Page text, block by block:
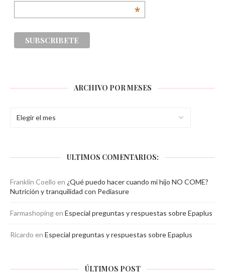
*
ARCHIVO POR MESES
ULTIMOS COMENTARIOS:
Franklin Coello en ¿Qué puedo hacer cuando mi hijo NO COME?
Nutrición y tranquilidad con Pediasure
Farmashoping en Especial preguntas y respuestas sobre Epaplus
Ricardo en Especial preguntas y respuestas sobre Epaplus
ÚLTIMOS POST